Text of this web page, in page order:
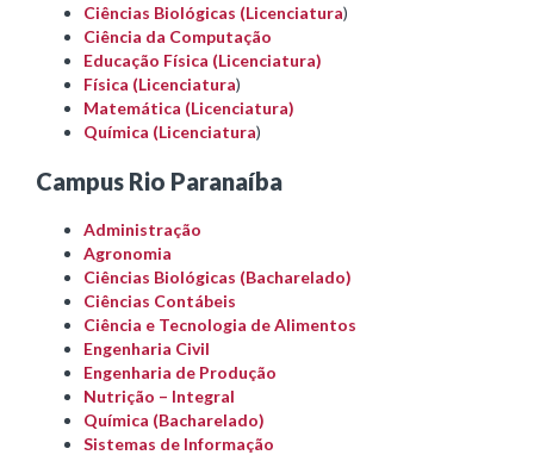
Ciências Biológicas (Licenciatura)
Ciência da Computação
Educação Física (Licenciatura)
Física (Licenciatura)
Matemática (Licenciatura)
Química (Licenciatura)
Campus Rio Paranaíba
Administração
Agronomia
Ciências Biológicas (Bacharelado)
Ciências Contábeis
Ciência e Tecnologia de Alimentos
Engenharia Civil
Engenharia de Produção
Nutrição – Integral
Química (Bacharelado)
Sistemas de Informação